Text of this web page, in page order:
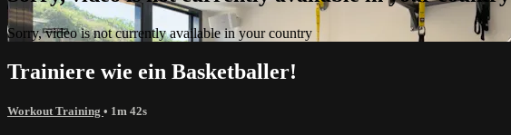
Sorry, video is not currently available in your country
Trainiere wie ein Basketballer!
Workout Training • 1m 42s